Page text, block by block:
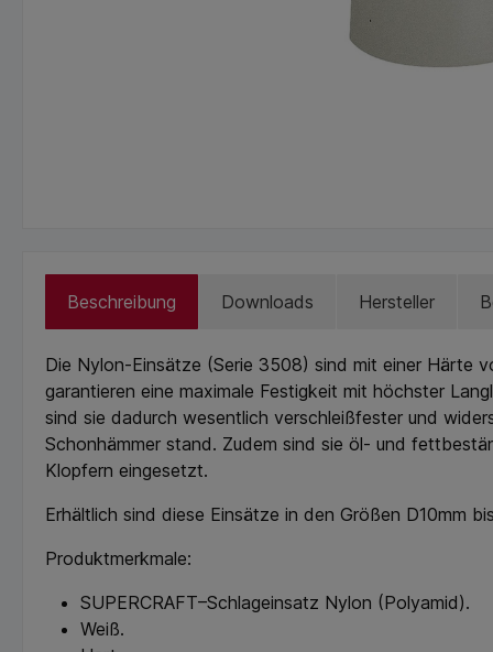
Beschreibung Downloads Hersteller
Die Nylon-Einsätze (Serie 3508) sind mit einer Härte
garantieren eine maximale Festigkeit mit höchster
sind sie dadurch wesentlich verschleißfester und
Schonhämmer stand. Zudem sind sie öl- und
Klopfern eingesetzt.
Erhältlich sind diese Einsätze in den Größen D10mm
Produktmerkmale:
SUPERCRAFT–Schlageinsatz Nylon (Polyamid).
Weiß.